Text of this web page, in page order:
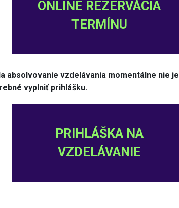
ONLINE REZERVÁCIA
TERMÍNU
absolvovanie vzdelávania momentálne nie je
vyplniť prihlášku.
PRIHLÁŠKA NA
VZDELÁVANIE